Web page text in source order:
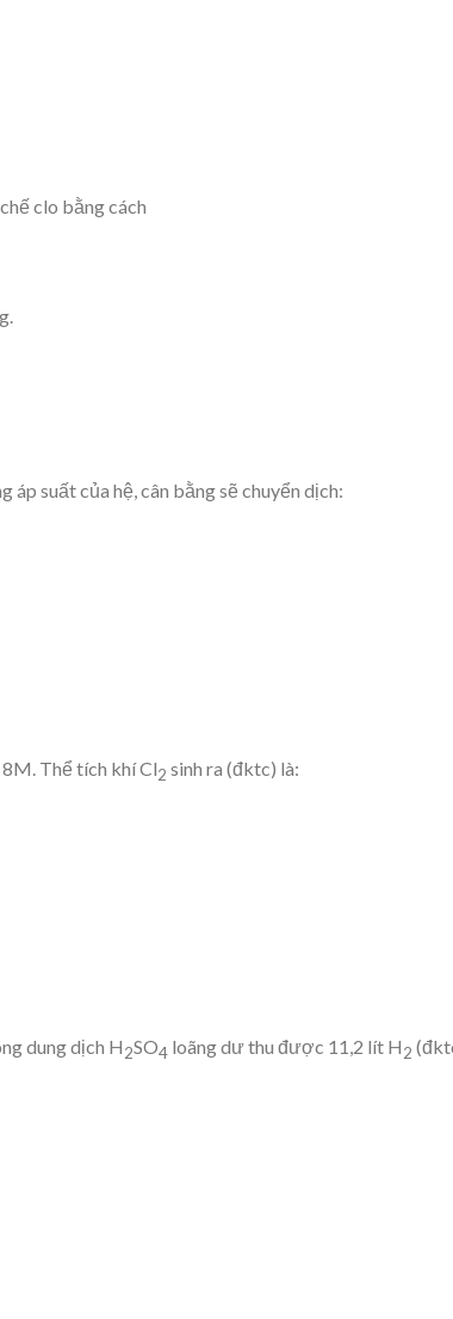
clo bằng cách
áp suất của hệ, cân bằng sẽ chuyển dịch:
Thể tích khí Cl2 sinh ra (đktc) là:
dung dịch H2SO4 loãng dư thu được 11,2 lít H2